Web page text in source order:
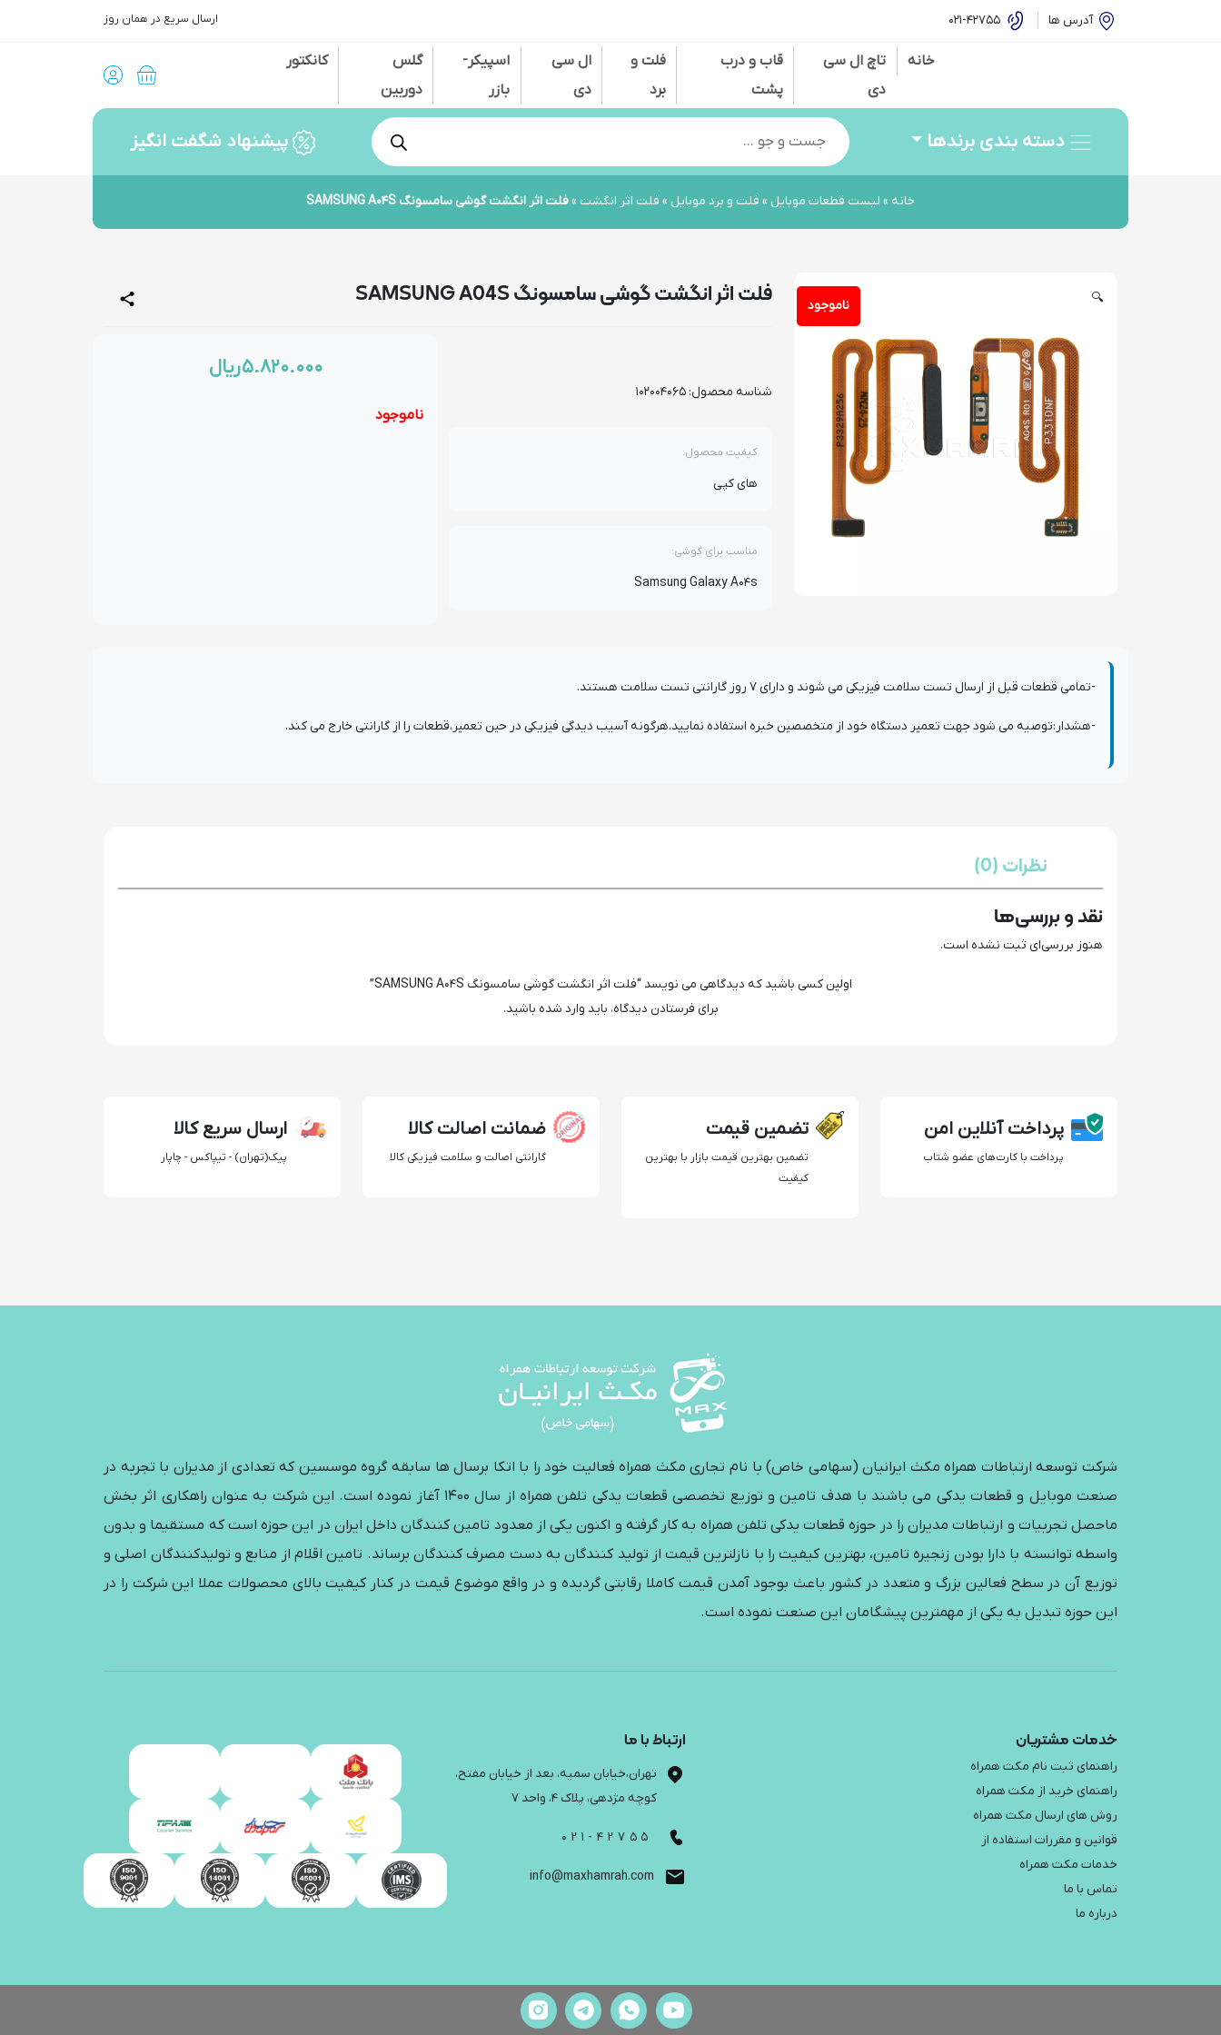
آدرس ها ارسال سریع در همان روز
خانه
تاچ ال سی
دی
قاب و درب
پشت
فلت و
برد
ال سی
دی
اسپیکر-
بازر
گلس
دوربین
کانکتور
دسته بندی برندها
Products
search پیشنهاد شگفت انگیز
خانه » لیست قطعات موبایل » فلت و برد موبایل » فلت اثر انگشت »فلت اثر انگشت گوشی سامسونگ SAMSUNG A04S
ناموجود 🔍 فلت اثر انگشت گوشی سامسونگ SAMSUNG A04S
شناسه محصول: 102004065
کیفیت محصول:
های کپی
مناسب برای گوشی:
Samsung Galaxy A04s
۵.۸۲۰.۰۰۰ریال
ناموجود
-تمامی قطعات قبل از ارسال تست سلامت فیزیکی می شوند و دارای 7 روز گارانتی تست سلامت هستند.
-هشدار:توصیه می شود جهت تعمیر دستگاه خود از متخصصین خبره استفاده نمایید.هرگونه آسیب دیدگی فیزیکی در حین تعمیر،قطعات را از گارانتی خارج می کند.
نظرات (0)
نقد و بررسی‌ها
هنوز بررسی‌ای ثبت نشده است.
اولین کسی باشید که دیدگاهی می نویسد “فلت اثر انگشت گوشی سامسونگ SAMSUNG A04S”
برای فرستادن دیدگاه، باید وارد شده باشید.
پرداخت آنلاین امن
پرداخت با کارت‌های عضو شتاب
تضمین قیمت
تضمین بهترین قیمت بازار با بهترین
کیفیت
ضمانت اصالت کالا
گارانتی اصالت و سلامت فیزیکی کالا
ارسال سریع کالا
پیک(تهران) - تیپاکس - چاپار
شرکت توسعه ارتباطات همراه مکث ایرانیان (سهامی خاص) با نام تجاری مکث همراه فعالیت خود را با اتکا برسال ها سابقه گروه موسسین که تعدادی از مدیران با تجربه در
صنعت موبایل و قطعات یدکی می باشند با هدف تامین و توزیع تخصصی قطعات یدکی تلفن همراه از سال 1400 آغاز نموده است. این شرکت به عنوان راهکاری اثر بخش
ماحصل تجربیات و ارتباطات مدیران را در حوزه قطعات یدکی تلفن همراه به کار گرفته و اکنون یکی از معدود تامین کنندگان داخل ایران در این حوزه است که مستقیما و بدون
واسطه توانسته با دارا بودن زنجیره تامین، بهترین کیفیت را با نازلترین قیمت از تولید کنندگان به دست مصرف کنندگان برساند. تامین اقلام از منابع و تولیدکنندگان اصلی و
توزیع آن در سطح فعالین بزرگ و متعدد در کشور باعث بوجود آمدن قیمت کاملا رقابتی گردیده و در واقع موضوع قیمت در کنار کیفیت بالای محصولات عملا این شرکت را در
این حوزه تبدیل به یکی از مهمترین پیشگامان این صنعت نموده است.
خدمات مشتریان
راهنمای ثبت نام مکث همراه
راهنمای خرید از مکث همراه
روش های ارسال مکث همراه
قوانین و مقررات استفاده از
خدمات مکث همراه
تماس با ما
درباره ما
ارتباط با ما
تهران،خیابان سمیه، بعد از خیابان مفتح،
کوچه مژدهی، پلاک 4، واحد 7
021-42755
info@maxhamrah.com